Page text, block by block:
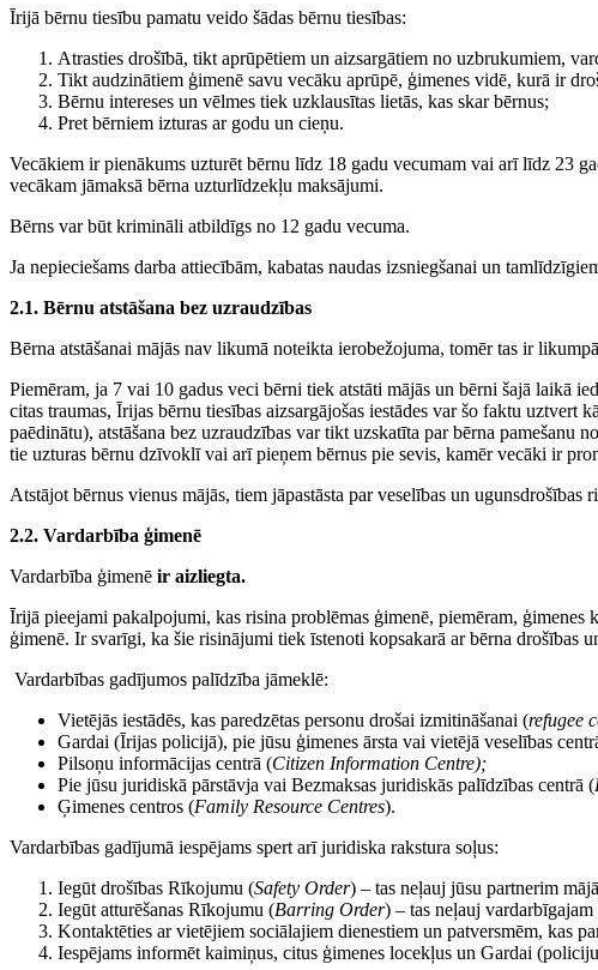
Īrijā bērnu tiesību pamatu veido šādas bērnu tiesības:
Atrasties drošībā, tikt aprūpētiem un aizsargātiem no uzbrukumiem,
Tikt audzinātiem ģimenē savu vecāku aprūpē, ģimenes vidē, kurā ir
Bērnu intereses un vēlmes tiek uzklausītas lietās, kas skar bērnus;
Pret bērniem izturas ar godu un cieņu.
Vecākiem ir pienākums uzturēt bērnu līdz 18 gadu vecumam vai arī līdz 23
vecākam jāmaksā bērna uzturlīdzekļu maksājumi.
Bērns var būt krimināli atbildīgs no 12 gadu vecuma.
Ja nepieciešams darba attiecībām, kabatas naudas izsniegšanai un
2.1. Bērnu atstāšana bez uzraudzības
Bērna atstāšanai mājās nav likumā noteikta ierobežojuma, tomēr tas ir
Piemēram, ja 7 vai 10 gadus veci bērni tiek atstāti mājās un bērni šajā laikā
citas traumas, Īrijas bērnu tiesības aizsargājošas iestādes var šo faktu
paēdinātu), atstāšana bez uzraudzības var tikt uzskatīta par bērna
tie uzturas bērnu dzīvoklī vai arī pieņem bērnus pie sevis, kamēr vecāki ir
Atstājot bērnus vienus mājās, tiem jāpastāsta par veselības un
2.2. Vardarbība ģimenē
Vardarbība ģimenē ir aizliegta.
Īrijā pieejami pakalpojumi, kas risina problēmas ģimenē, piemēram,
ģimenē. Ir svarīgi, ka šie risinājumi tiek īstenoti kopsakarā ar bērna drošības
Vardarbības gadījumos palīdzība jāmeklē:
Vietējās iestādēs, kas paredzētas personu drošai izmitināšanai (refugee
Gardai (Īrijas policijā), pie jūsu ģimenes ārsta vai vietējā veselības
Pilsoņu informācijas centrā (Citizen Information Centre);
Pie jūsu juridiskā pārstāvja vai Bezmaksas juridiskās palīdzības centrā (
Ģimenes centros (Family Resource Centres).
Vardarbības gadījumā iespējams spert arī juridiska rakstura soļus:
Iegūt drošības Rīkojumu (Safety Order) – tas neļauj jūsu partnerim
Iegūt atturēšanas Rīkojumu (Barring Order) – tas neļauj
Kontaktēties ar vietējiem sociālajiem dienestiem un patversmēm, kas
Iespējams informēt kaimiņus, citus ģimenes locekļus un Gardai